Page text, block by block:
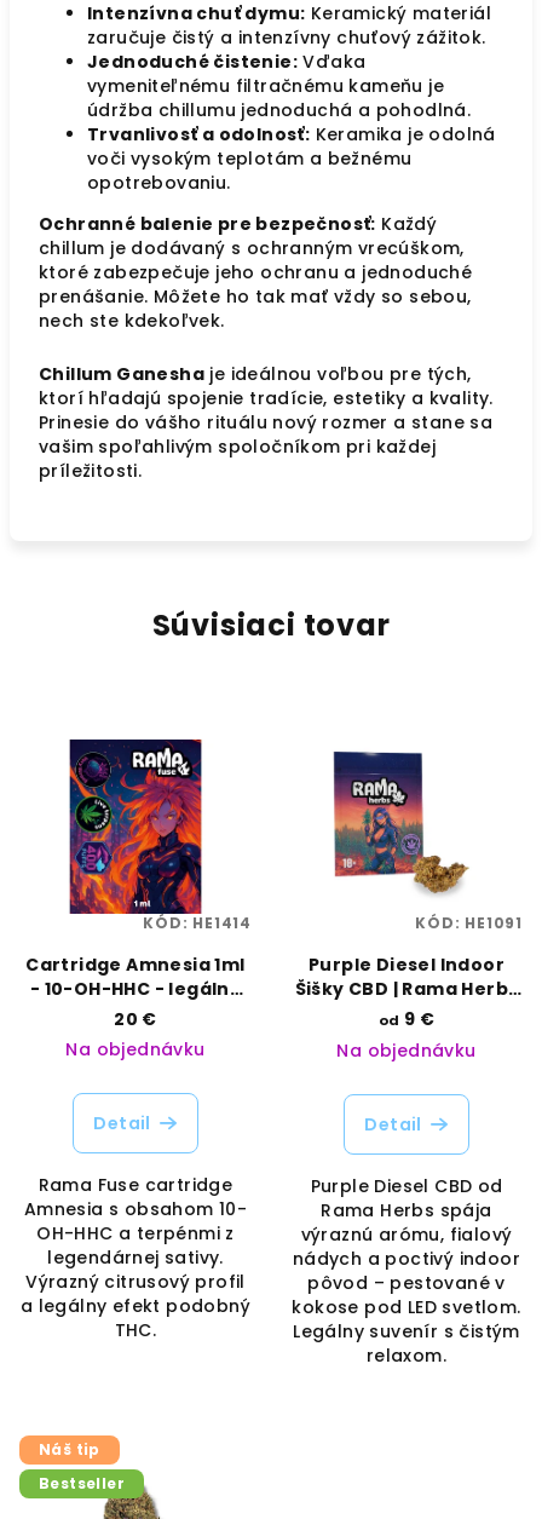
Intenzívna chuť dymu: Keramický materiál
zaručuje čistý a intenzívny chuťový zážitok.
Jednoduché čistenie: Vďaka
vymeniteľnému filtračnému kameňu je
údržba chillumu jednoduchá a pohodlná.
Trvanlivosť a odolnosť: Keramika je odolná
voči vysokým teplotám a bežnému
opotrebovaniu.
Ochranné balenie pre bezpečnosť: Každý
chillum je dodávaný s ochranným vrecúškom,
ktoré zabezpečuje jeho ochranu a jednoduché
prenášanie. Môžete ho tak mať vždy so sebou,
nech ste kdekoľvek.
Chillum Ganesha je ideálnou voľbou pre tých,
ktorí hľadajú spojenie tradície, estetiky a kvality.
Prinesie do vášho rituálu nový rozmer a stane sa
vašim spoľahlivým spoločníkom pri každej
príležitosti.
Súvisiaci tovar
Cartridge Amnesia 1ml
- 10-OH-HHC - legálny
suvenír s terpénmi |
Rama Fuse | Vaporama
20 €
Na objednávku
Detail
Rama Fuse cartridge
Amnesia s obsahom 10-
OH-HHC a terpénmi z
legendárnej sativy.
Výrazný citrusový profil
a legálny efekt podobný
THC.
KÓD: HE1414
Purple Diesel Indoor
Šišky CBD | Rama Herbs
| Vaporama
od 9 €
Na objednávku
Detail
Purple Diesel CBD od
Rama Herbs spája
výraznú arómu, fialový
nádych a poctivý indoor
pôvod – pestované v
kokose pod LED svetlom.
Legálny suvenír s čistým
relaxom.
KÓD: HE1091
Náš tip
Bestseller